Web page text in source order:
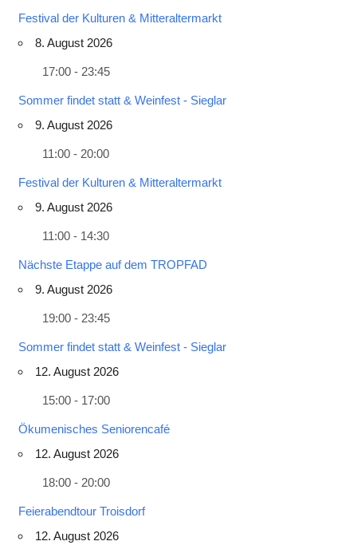
Festival der Kulturen & Mitteraltermarkt
8. August 2026
17:00 - 23:45
Sommer findet statt & Weinfest - Sieglar
9. August 2026
11:00 - 20:00
Festival der Kulturen & Mitteraltermarkt
9. August 2026
11:00 - 14:30
Nächste Etappe auf dem TROPFAD
9. August 2026
19:00 - 23:45
Sommer findet statt & Weinfest - Sieglar
12. August 2026
15:00 - 17:00
Ökumenisches Seniorencafé
12. August 2026
18:00 - 20:00
Feierabendtour Troisdorf
12. August 2026